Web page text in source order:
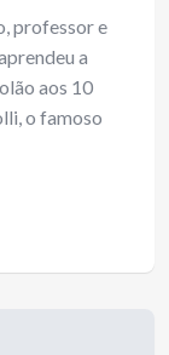
professor e
a
aos 10
o famoso